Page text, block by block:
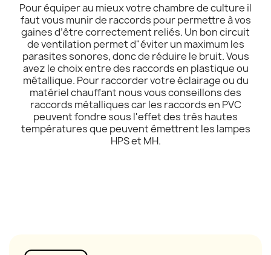
Pour équiper au mieux votre chambre de culture il
faut vous munir de raccords pour permettre à vos
gaines d’être correctement reliés. Un bon circuit
de ventilation permet d"éviter un maximum les
parasites sonores, donc de réduire le bruit. Vous
avez le choix entre des raccords en plastique ou
métallique. Pour raccorder votre éclairage ou du
matériel chauffant nous vous conseillons des
raccords métalliques car les raccords en PVC
peuvent fondre sous l'effet des très hautes
températures que peuvent émettrent les lampes
HPS et MH.